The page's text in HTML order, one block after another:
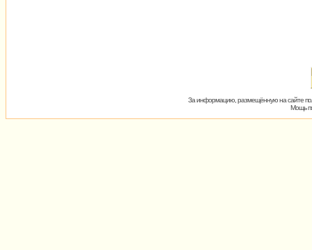
За информацию, размещённую на сайте
Мощь